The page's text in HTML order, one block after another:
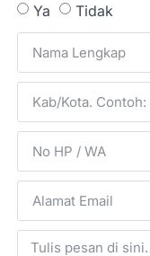
Ya Tidak